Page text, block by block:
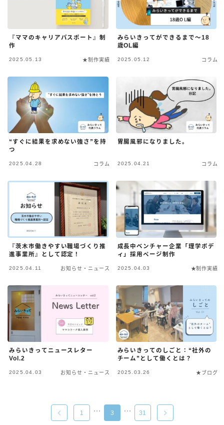
『ママのキャリアパスポート』制
作
2025.05.13 ★制作実績
みらいきってができるまで〜18
歳OL編
2025.05.12 コラム
“すぐに結果を求めない強さ”を持
つ
2025.04.28 コラム
胃腸風邪になりました。
2025.04.21 コラム
『茨木市働きやすい職場づくり推
進事業所』として認定！
2025.04.11 お知らせ・ニュース
成長中ベンチャー企業「理学ボデ
ィ」採用ページ制作
2025.04.03 ★制作実績
みらいきってニュースレター
Vol.2
2025.04.03 お知らせ・ニュース
みらいきってのしごと：“社外の
チーム”として働くとは？
2025.03.26 ★ブログ
1 … 3 … 31